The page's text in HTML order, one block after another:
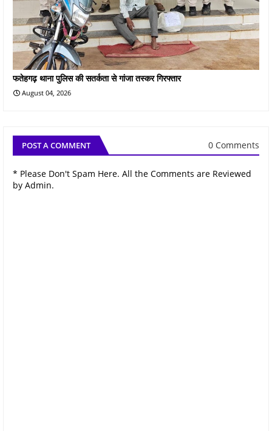
फतेहगढ़ थाना पुलिस की सतर्कता से गांजा तस्कर गिरफ्तार
August 04, 2026
POST A COMMENT 0 Comments
* Please Don't Spam Here. All the Comments are Reviewed
by Admin.